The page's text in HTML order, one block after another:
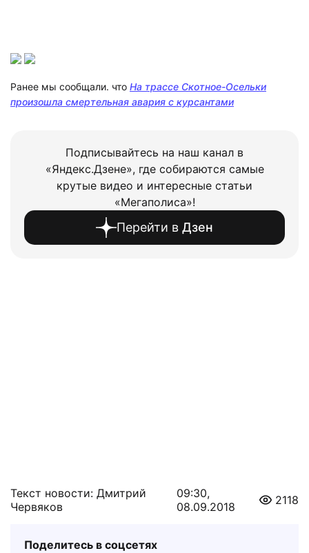
Ранее мы сообщали. что На трассе Скотное-Осельки
произошла смертельная авария с курсантами
Подписывайтесь на наш канал в
«Яндекс.Дзене», где собираются самые
крутые видео и интересные статьи
«Мегаполиса»!
Перейти в Дзен
Текст новости: Дмитрий
Червяков
09:30,
08.09.2018
2118
Поделитесь в соцсетях